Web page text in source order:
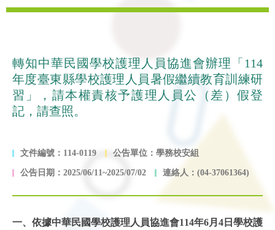
轉知中華民國學校護理人員協進會辦理「114
年度臺東縣學校護理人員暑假繼續教育訓練研
習」，請本權責核予護理人員公（差）假登
記，請查照。
文件編號：114-0119 公告單位：學務校安組
公告日期：2025/06/11~2025/07/02 連絡人：(04-37061364)
一、依據中華民國學校護理人員協進會114年6月4日學校護